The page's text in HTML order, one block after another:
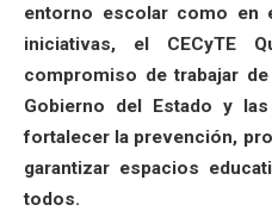
entorno escolar como en
iniciativas, el CECyTE
compromiso de trabajar
Gobierno del Estado y
fortalecer la prevención,
garantizar espacios
todos.